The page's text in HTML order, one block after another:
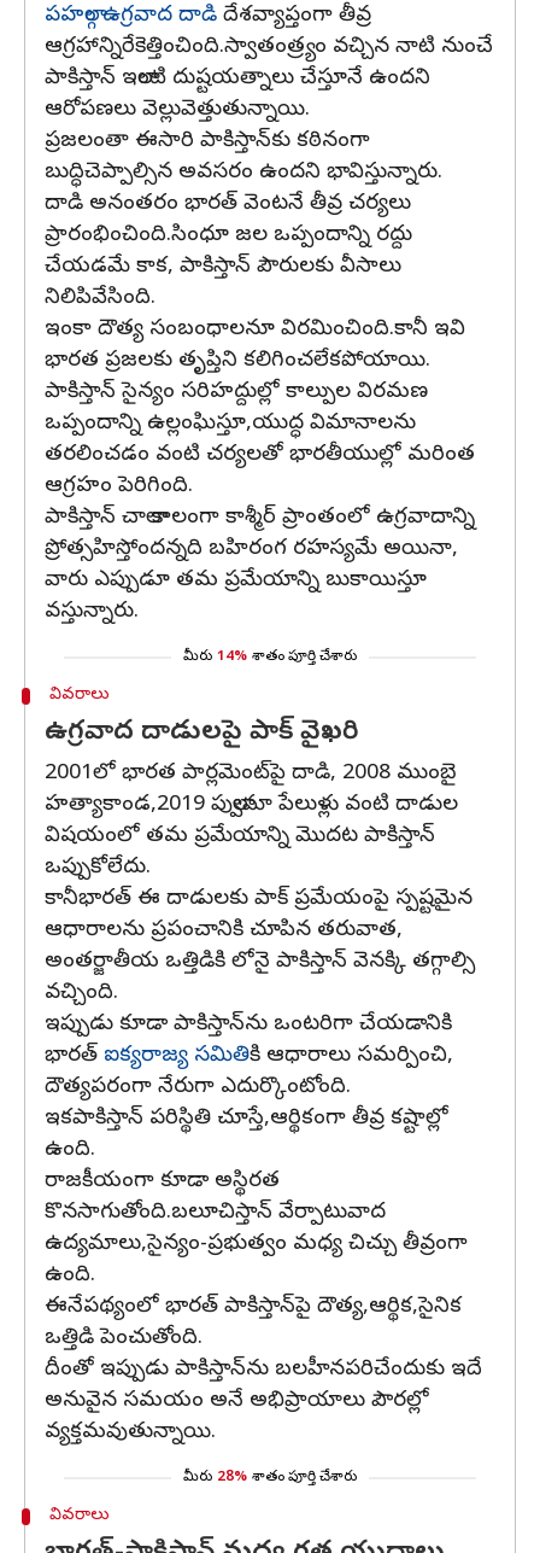
పహల్గాం ఉగ్రవాద దాడి దేశవ్యాప్తంగా తీవ్ర
ఆగ్రహాన్నిరేకెత్తించింది.స్వాతంత్ర్యం వచ్చిన నాటి నుంచే
పాకిస్తాన్ ఇలాంటి దుష్టయత్నాలు చేస్తూనే ఉందని
ఆరోపణలు వెల్లువెత్తుతున్నాయి.
ప్రజలంతా ఈసారి పాకిస్తాన్‌కు కఠినంగా
బుద్ధిచెప్పాల్సిన అవసరం ఉందని భావిస్తున్నారు.
దాడి అనంతరం భారత్ వెంటనే తీవ్ర చర్యలు
ప్రారంభించింది.సింధూ జల ఒప్పందాన్ని రద్దు
చేయడమే కాక, పాకిస్తాన్ పౌరులకు వీసాలు
నిలిపివేసింది.
ఇంకా దౌత్య సంబంధాలనూ విరమించింది.కానీ ఇవి
భారత ప్రజలకు తృప్తిని కలిగించలేకపోయాయి.
పాకిస్తాన్ సైన్యం సరిహద్దుల్లో కాల్పుల విరమణ
ఒప్పందాన్ని ఉల్లంఘిస్తూ,యుద్ధ విమానాలను
తరలించడం వంటి చర్యలతో భారతీయుల్లో మరింత
ఆగ్రహం పెరిగింది.
పాకిస్తాన్ చాలా కాలంగా కాశ్మీర్ ప్రాంతంలో ఉగ్రవాదాన్ని
ప్రోత్సహిస్తోందన్నది బహిరంగ రహస్యమే అయినా,
వారు ఎప్పుడూ తమ ప్రమేయాన్ని బుకాయిస్తూ
వస్తున్నారు.
మీరు 14% శాతం పూర్తి చేశారు
వివరాలు
ఉగ్రవాద దాడులపై పాక్ వైఖరి
2001లో భారత పార్లమెంట్‌పై దాడి, 2008 ముంబై
హత్యాకాండ,2019 పుల్వామా పేలుళ్లు వంటి దాడుల
విషయంలో తమ ప్రమేయాన్ని మొదట పాకిస్తాన్
ఒప్పుకోలేదు.
కానీభారత్ ఈ దాడులకు పాక్ ప్రమేయంపై స్పష్టమైన
ఆధారాలను ప్రపంచానికి చూపిన తరువాత,
అంతర్జాతీయ ఒత్తిడికి లోనై పాకిస్తాన్ వెనక్కి తగ్గాల్సి
వచ్చింది.
ఇప్పుడు కూడా పాకిస్తాన్‌ను ఒంటరిగా చేయడానికి
భారత్ ఐక్యరాజ్య సమితికి ఆధారాలు సమర్పించి,
దౌత్యపరంగా నేరుగా ఎదుర్కొంటోంది.
ఇకపాకిస్తాన్ పరిస్థితి చూస్తే,ఆర్థికంగా తీవ్ర కష్టాల్లో
ఉంది.
రాజకీయంగా కూడా అస్థిరత
కొనసాగుతోంది.బలూచిస్తాన్ వేర్పాటువాద
ఉద్యమాలు,సైన్యం-ప్రభుత్వం మధ్య చిచ్చు తీవ్రంగా
ఉంది.
ఈనేపథ్యంలో భారత్ పాకిస్తాన్‌పై దౌత్య,ఆర్థిక,సైనిక
ఒత్తిడి పెంచుతోంది.
దీంతో ఇప్పుడు పాకిస్తాన్‌ను బలహీనపరిచేందుకు ఇదే
అనువైన సమయం అనే అభిప్రాయాలు పౌరల్లో
వ్యక్తమవుతున్నాయి.
మీరు 28% శాతం పూర్తి చేశారు
వివరాలు